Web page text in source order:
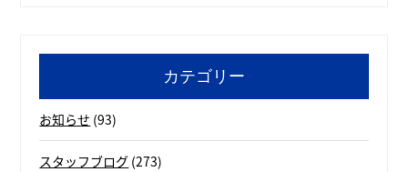
カテゴリー
お知らせ (93)
スタッフブログ (273)